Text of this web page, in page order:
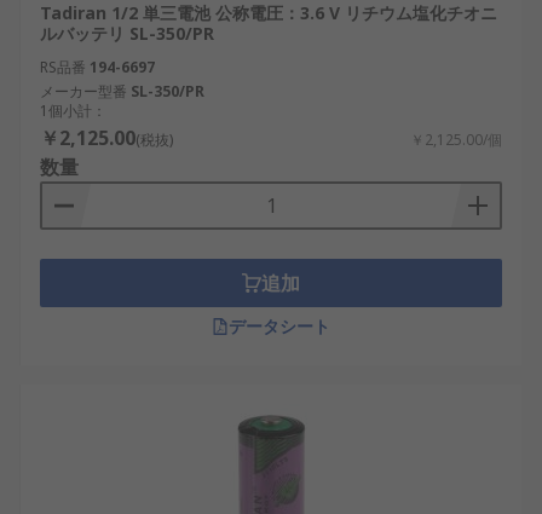
Tadiran 1/2 単三電池 公称電圧：3.6 V リチウム塩化チオニ
ルバッテリ SL-350/PR
RS品番 194-6697
メーカー型番 SL-350/PR
1個小計：
￥2,125.00(税抜) ￥2,125.00/個
数量
追加
データシート